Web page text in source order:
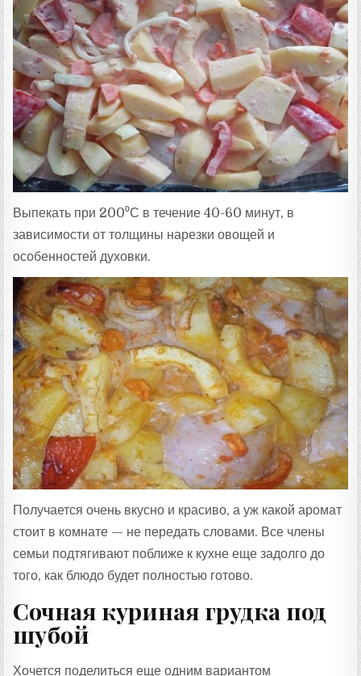
Выпекать при 200⁰С в течение 40-60 минут, в
зависимости от толщины нарезки овощей и
особенностей духовки.
Получается очень вкусно и красиво, а уж какой аромат
стоит в комнате — не передать словами. Все члены
семьи подтягивают поближе к кухне еще задолго до
того, как блюдо будет полностью готово.
Сочная куриная грудка под
шубой
Хочется поделиться еще одним вариантом